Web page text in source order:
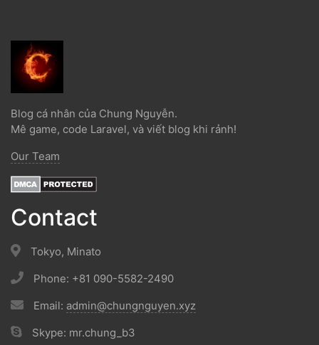
Blog cá nhân của Chung Nguyễn.
Mê game, code Laravel, và viết blog khi rảnh!
Our Team
Contact
Tokyo, Minato
Phone: +81 090-5582-2490
Email: admin@chungnguyen.xyz
Skype: mr.chung_b3